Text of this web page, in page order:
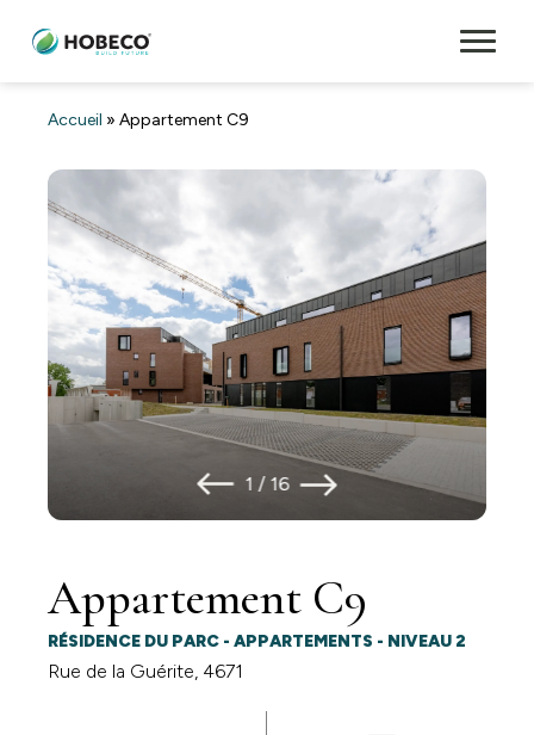
Accueil » Appartement C9
1 / 16
Appartement C9
RÉSIDENCE DU PARC - APPARTEMENTS - NIVEAU 2
Rue de la Guérite, 4671